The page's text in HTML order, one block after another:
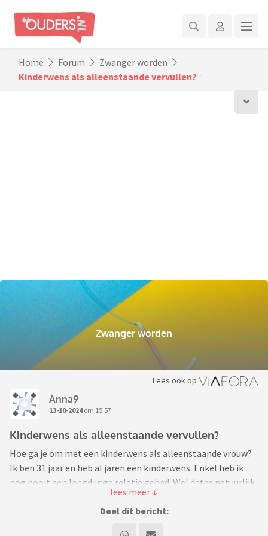
Home Forum
Zwanger worden
Kinderwens als alleenstaande vervullen?
Zwanger worden
Lees ook op
Anna9
13-10-2024om 15:57
Kinderwens als alleenstaande vervullen?
Hoe ga je om met een kinderwens als alleenstaande vrouw?
Ik ben 31 jaar en heb al jaren een kinderwens. Enkel heb ik
nog nooit een langdurige relatie gehad. Wel dates natuurlijk,
maar ben er uiteindelijk achter gekomen dat ik aseksueel
ben. Op een gegeven moment ben ik dan ook maar gewoon
Deel dit bericht: